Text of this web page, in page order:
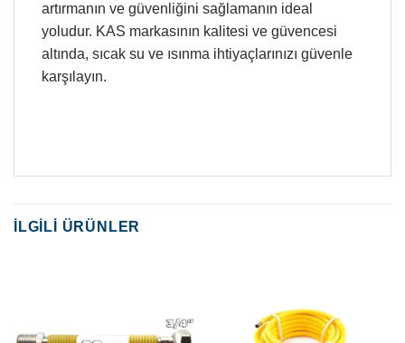
artırmanın ve güvenliğini sağlamanın ideal
yoludur. KAS markasının kalitesi ve güvencesi
altında, sıcak su ve ısınma ihtiyaçlarınızı güvenle
karşılayın.
İLGILI ÜRÜNLER